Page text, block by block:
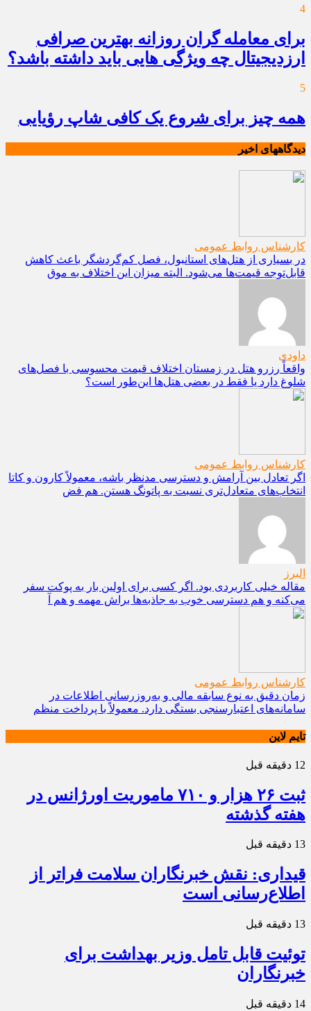
4
برای معامله گران روزانه بهترین صرافی
ارزدیجیتال چه ویژگی هایی باید داشته باشد؟
5
همه چیز برای شروع یک کافی شاپ رؤیایی
دیدگاههای اخیر
کارشناس روابط عمومی
در بسیاری از هتل‌های استانبول، فصل کم‌گردشگر باعث کاهش
قابل‌توجه قیمت‌ها می‌شود. البته میزان این اختلاف به موق
داودی
واقعاً رزرو هتل در زمستان اختلاف قیمت محسوسی با فصل‌های
شلوغ دارد یا فقط در بعضی هتل‌ها این‌طور است؟
کارشناس روابط عمومی
اگر تعادل بین آرامش و دسترسی مدنظر باشه، معمولاً کارون و کاتا
انتخاب‌های متعادل‌تری نسبت به پاتونگ هستن. هم فض
البرز
مقاله خیلی کاربردی بود. اگر کسی برای اولین بار به پوکت سفر
می‌کنه و هم دسترسی خوب به جاذبه‌ها براش مهمه و هم آ
کارشناس روابط عمومی
زمان دقیق به نوع سابقه مالی و به‌روزرسانی اطلاعات در
سامانه‌های اعتبارسنجی بستگی دارد. معمولاً با پرداخت منظم
تایم لاین
12 دقیقه قبل
ثبت ۲۶ هزار و ۷۱۰ ماموریت اورژانس در
هفته گذشته
13 دقیقه قبل
قیداری: نقش خبرنگاران سلامت فراتر از
اطلاع‌رسانی است
13 دقیقه قبل
توئیت قابل تامل وزیر بهداشت برای
خبرنگاران
14 دقیقه قبل